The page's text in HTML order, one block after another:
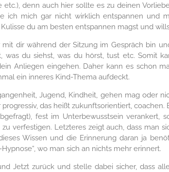
denn auch hier sollte es zu deinen
ich mich gar nicht wirklich entspannen und
du am besten entspannen magst und
dir während der Sitzung im Gespräch bin
du siehst, was du hörst, tust etc. Somit
Anliegen eingehen. Daher kann es schon
ein inneres Kind-Thema aufdeckt.
Jugend, Kindheit, gehen mag oder
das heißt zukunftsorientiert, coachen.
fest im Unterbewusstsein verankert,
verfestigen. Letzteres zeigt auch, dass man
Wissen und die Erinnerung daran ja
wo man sich an nichts mehr erinnert.
Jetzt zurück und stelle dabei sicher, dass